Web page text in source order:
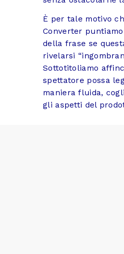
È per tale motivo
Converter
della frase se
rivelarsi
Sottotitoliamo
spettatore possa
maniera fluida,
gli aspetti del